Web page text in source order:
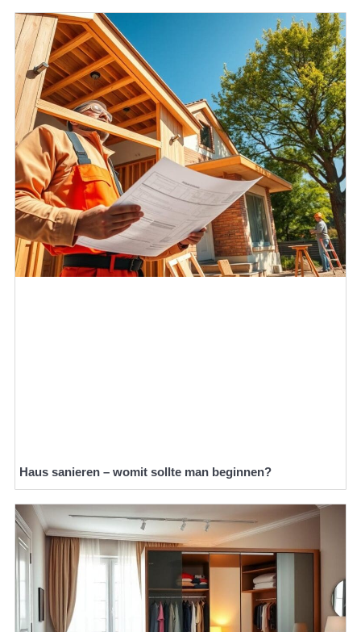
Haus sanieren – womit sollte man beginnen?